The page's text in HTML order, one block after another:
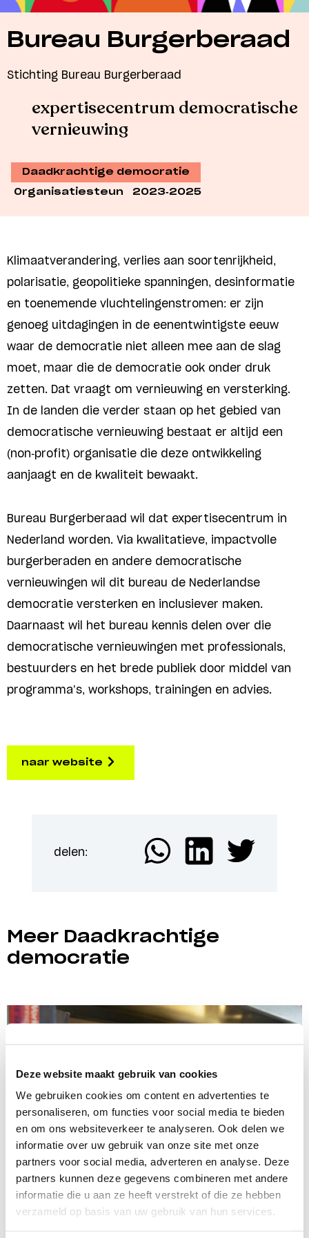
Deze website maakt gebruik van cookies
We gebruiken cookies om content en advertenties te
personaliseren, om functies voor social media te bieden
en om ons websiteverkeer te analyseren. Ook delen we
informatie over uw gebruik van onze site met onze
partners voor social media, adverteren en analyse. Deze
partners kunnen deze gegevens combineren met andere
informatie die u aan ze heeft verstrekt of die ze hebben
verzameld op basis van uw gebruik van hun services.
Bureau Burgerberaad
Stichting Bureau Burgerberaad
expertisecentrum democratische
vernieuwing
Daadkrachtige democratie
Organisatiesteun 2023-2025
Klimaatverandering, verlies aan soortenrijkheid,
polarisatie, geopolitieke spanningen, desinformatie
en toenemende vluchtelingenstromen: er zijn
genoeg uitdagingen in de eenentwintigste eeuw
waar de democratie niet alleen mee aan de slag
moet, maar die de democratie ook onder druk
zetten. Dat vraagt om vernieuwing en versterking.
In de landen die verder staan op het gebied van
democratische vernieuwing bestaat er altijd een
(non-profit) organisatie die deze ontwikkeling
aanjaagt en de kwaliteit bewaakt.
Bureau Burgerberaad wil dat expertisecentrum in
Nederland worden. Via kwalitatieve, impactvolle
burgerberaden en andere democratische
vernieuwingen wil dit bureau de Nederlandse
democratie versterken en inclusiever maken.
Daarnaast wil het bureau kennis delen over die
democratische vernieuwingen met professionals,
bestuurders en het brede publiek door middel van
programma’s, workshops, trainingen en advies.
naar website
delen:
Meer Daadkrachtige
democratie
Daadkrachtige democratie
Toekomstbestendige journalistiek